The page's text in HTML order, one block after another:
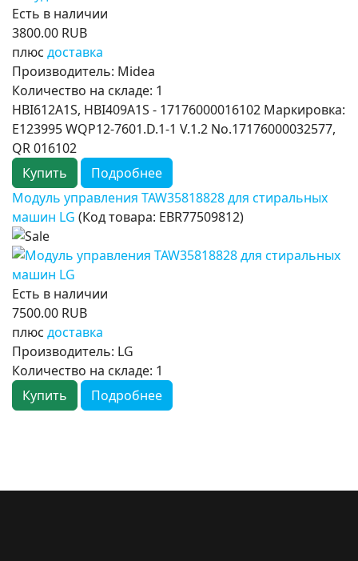
Есть в наличии
3800.00 RUB
плюс доставка
Производитель: Midea
Количество на складе: 1
HBI612A1S, HBI409A1S - 17176000016102 Маркировка:
E123995 WQP12-7601.D.1-1 V.1.2 No.17176000032577,
QR 016102
Купить
Подробнее
Модуль управления TAW35818828 для стиральных
машин LG (Код товара: EBR77509812)
Есть в наличии
7500.00 RUB
плюс доставка
Производитель: LG
Количество на складе: 1
Купить
Подробнее